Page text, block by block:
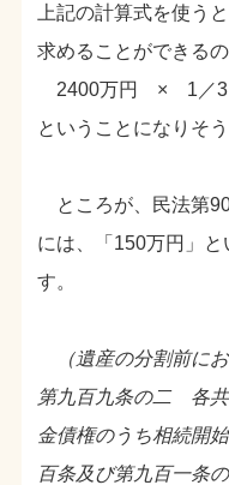
上記の計算式を使う
求めることができるの
2400万円 × 1
ということになりそう
ところが、民法第
には、「150万円」と
す。
（遺産の分割前にお
第九百九条の二 各
金債権のうち相続開
百条及び第九百一条